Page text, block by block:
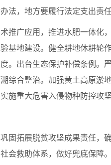
法，地方要履行法定支出责任
推广应用，推进水肥一体
基地建设。健全耕地休耕轮
。出台生态保护补偿条例。
综合整治。加强黄土高原淤
重大危害入侵物种防控攻
固拓展脱贫攻坚成果责任
救助体系，做好兜底保障